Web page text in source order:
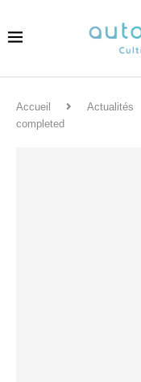
Accueil Actualités
completed